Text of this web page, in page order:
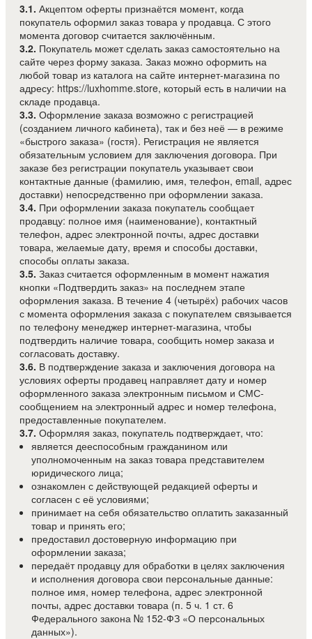
3.1. Акцептом оферты признаётся момент, когда
покупатель оформил заказ товара у продавца. С этого
момента договор считается заключённым.
3.2. Покупатель может сделать заказ самостоятельно на
сайте через форму заказа. Заказ можно оформить на
любой товар из каталога на сайте интернет-магазина по
адресу: https://luxhomme.store, который есть в наличии на
складе продавца.
3.3. Оформление заказа возможно с регистрацией
(созданием личного кабинета), так и без неё — в режиме
«быстрого заказа» (гостя). Регистрация не является
обязательным условием для заключения договора. При
заказе без регистрации покупатель указывает свои
контактные данные (фамилию, имя, телефон, email, адрес
доставки) непосредственно при оформлении заказа.
3.4. При оформлении заказа покупатель сообщает
продавцу: полное имя (наименование), контактный
телефон, адрес электронной почты, адрес доставки
товара, желаемые дату, время и способы доставки,
способы оплаты заказа.
3.5. Заказ считается оформленным в момент нажатия
кнопки «Подтвердить заказ» на последнем этапе
оформления заказа. В течение 4 (четырёх) рабочих часов
с момента оформления заказа с покупателем связывается
по телефону менеджер интернет-магазина, чтобы
подтвердить наличие товара, сообщить номер заказа и
согласовать доставку.
3.6. В подтверждение заказа и заключения договора на
условиях оферты продавец направляет дату и номер
оформленного заказа электронным письмом и СМС-
сообщением на электронный адрес и номер телефона,
предоставленные покупателем.
3.7. Оформляя заказ, покупатель подтверждает, что:
является дееспособным гражданином или
уполномоченным на заказ товара представителем
юридического лица;
ознакомлен с действующей редакцией оферты и
согласен с её условиями;
принимает на себя обязательство оплатить заказанный
товар и принять его;
предоставил достоверную информацию при
оформлении заказа;
передаёт продавцу для обработки в целях заключения
и исполнения договора свои персональные данные:
полное имя, номер телефона, адрес электронной
почты, адрес доставки товара (п. 5 ч. 1 ст. 6
Федерального закона № 152-ФЗ «О персональных
данных»).